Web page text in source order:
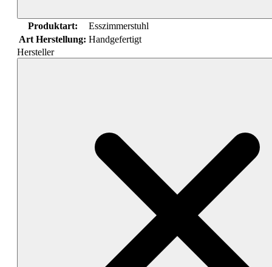
Produktart:
Esszimmerstuhl
Art Herstellung: Handgefertigt
Hersteller